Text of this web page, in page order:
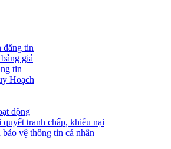
đăng tin
giá
tin
Hoạch
động
quyết tranh chấp, khiếu nại
bảo vệ thông tin cá nhân